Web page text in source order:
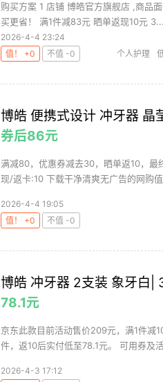
购买方案 1 店铺 博皓官方旗舰店 ,商品
买更省！ 满1件减83元 晒单返现10元
2026-4-4 23:24
值！ +0
不值 -0 个人护理
博皓 便携式设计 冲牙器 晶
券后86元
满减80，优惠券减去30，晒单返10，
现/返卡:10 下载干净清爽无广告的网购
2026-4-4 19:05
值！ +0
不值 -0
博皓 冲牙器 2支装 象牙白|
78.1元
京东此款目前活动售价209元，满1件减
件，返10后实付低至78.1元。 可用券及
2026-4-3 17:12